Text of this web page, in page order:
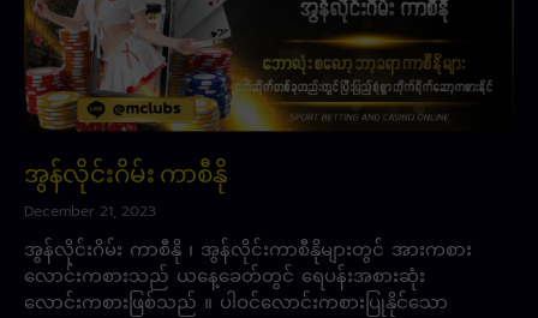
အွန်လိုင်းဂိမ်း ကာစီနို
December 21, 2023
အွန်လိုင်းဂိမ်း ကာစီနို ၊ အွန်လိုင်းကာစီနိုများတွင် အားကစား
လောင်းကစားသည် ယနေ့ခေတ်တွင် ရေပန်းအစားဆုံး
လောင်းကစားဖြစ်သည် ။ ပါဝင်လောင်းကစားပြုနိုင်သော